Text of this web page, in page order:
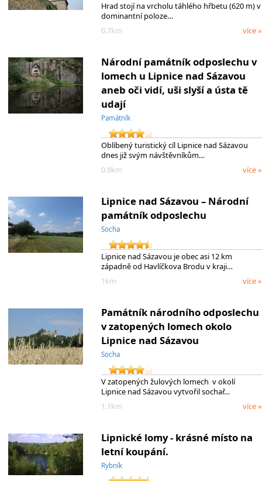
Hrad stojí na vrcholu táhlého hřbetu (620 m) v
dominantní poloze…
0.7km
více »
Národní památník odposlechu v
lomech u Lipnice nad Sázavou
aneb oči vidí, uši slyší a ústa tě
udají
Památník
Oblíbený turistický cíl Lipnice nad Sázavou
dnes již svým návštěvníkům…
0.9km
více »
Lipnice nad Sázavou – Národní
památník odposlechu
Socha
Lipnice nad Sázavou je obec asi 12 km
západně od Havlíčkova Brodu v kraji…
1km
více »
Památník národního odposlechu
v zatopených lomech okolo
Lipnice nad Sázavou
Socha
V zatopených žulových lomech v okolí
Lipnice nad Sázavou vytvořil sochař…
1.1km
více »
Lipnické lomy - krásné místo na
letní koupání.
Rybník